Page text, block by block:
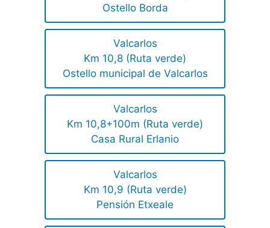
Ostello Borda
Valcarlos
Km 10,8 (Ruta verde)
Ostello municipal de Valcarlos
Valcarlos
Km 10,8+100m (Ruta verde)
Casa Rural Erlanio
Valcarlos
Km 10,9 (Ruta verde)
Pensión Etxeale